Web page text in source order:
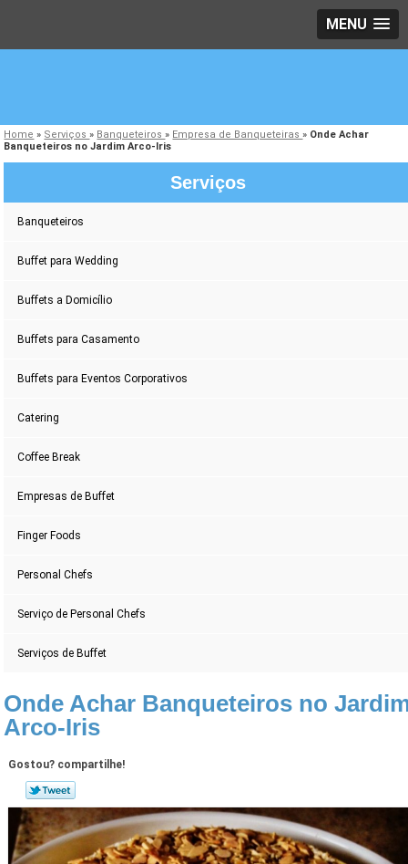
MENU
Home » Serviços» Banqueteiros» Empresa de Banqueteiras» Onde Achar
Banqueteiros no Jardim Arco-Iris
Serviços
Banqueteiros
Buffet para Wedding
Buffets a Domicílio
Buffets para Casamento
Buffets para Eventos Corporativos
Catering
Coffee Break
Empresas de Buffet
Finger Foods
Personal Chefs
Serviço de Personal Chefs
Serviços de Buffet
Onde Achar Banqueteiros no
Arco-Iris
Gostou? compartilhe!